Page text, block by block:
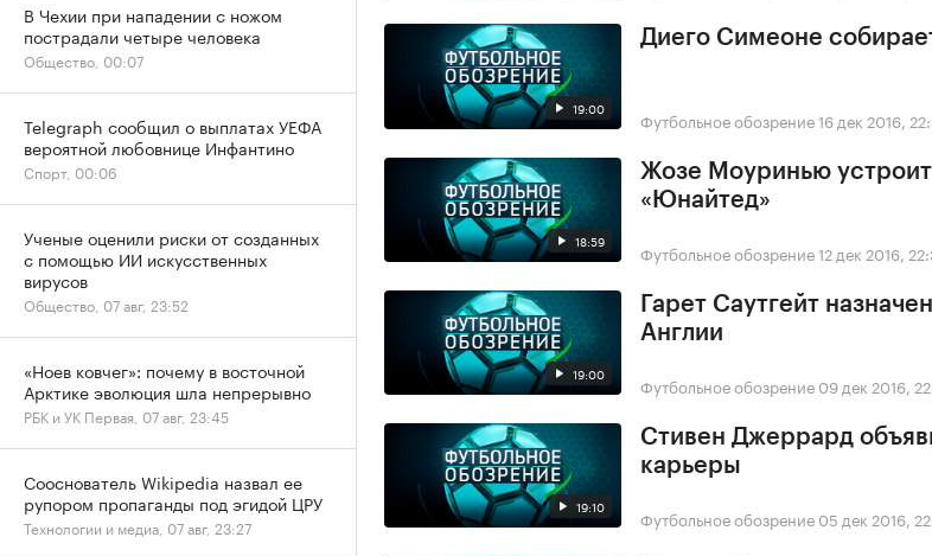
19:00
Диего Симеоне
Футбольное обозрение16 дек 2016,
18:59
Жозе Моуринью устроит
«Юнайтед»
Футбольное обозрение12 дек 2016,
19:00
Гарет Саутгейт
Англии
Футбольное обозрение 09 дек 2016,
19:10
Стивен Джеррард
карьеры
Футбольное обозрение 05 дек 2016,
В Чехии при нападении с ножом
пострадали четыре человека
Общество, 00:07
Telegraph сообщил о выплатах УЕФА
вероятной любовнице Инфантино
Спорт, 00:06
Ученые оценили риски от созданных
с помощью ИИ искусственных
вирусов
Общество, 07 авг, 23:52
«Ноев ковчег»: почему в восточной
Арктике эволюция шла непрерывно
РБК и УК Первая, 07 авг, 23:45
Сооснователь Wikipedia назвал ее
рупором пропаганды под эгидой ЦРУ
Технологии и медиа, 07 авг, 23:27